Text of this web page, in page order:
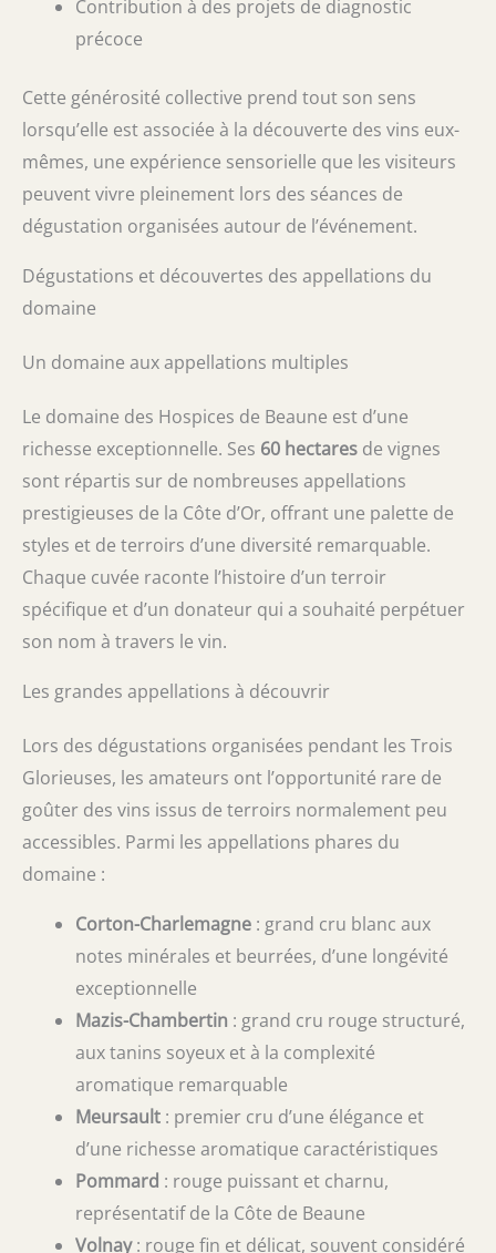
Contribution à des projets de diagnostic
précoce
Cette générosité collective prend tout son sens
lorsqu’elle est associée à la découverte des vins eux-
mêmes, une expérience sensorielle que les visiteurs
peuvent vivre pleinement lors des séances de
dégustation organisées autour de l’événement.
Dégustations et découvertes des appellations du
domaine
Un domaine aux appellations multiples
Le domaine des Hospices de Beaune est d’une
richesse exceptionnelle. Ses 60 hectares de vignes
sont répartis sur de nombreuses appellations
prestigieuses de la Côte d’Or, offrant une palette de
styles et de terroirs d’une diversité remarquable.
Chaque cuvée raconte l’histoire d’un terroir
spécifique et d’un donateur qui a souhaité perpétuer
son nom à travers le vin.
Les grandes appellations à découvrir
Lors des dégustations organisées pendant les Trois
Glorieuses, les amateurs ont l’opportunité rare de
goûter des vins issus de terroirs normalement peu
accessibles. Parmi les appellations phares du
domaine :
Corton-Charlemagne : grand cru blanc aux
notes minérales et beurrées, d’une longévité
exceptionnelle
Mazis-Chambertin : grand cru rouge structuré,
aux tanins soyeux et à la complexité
aromatique remarquable
Meursault : premier cru d’une élégance et
d’une richesse aromatique caractéristiques
Pommard : rouge puissant et charnu,
représentatif de la Côte de Beaune
Volnay: rouge fin et délicat, souvent considéré